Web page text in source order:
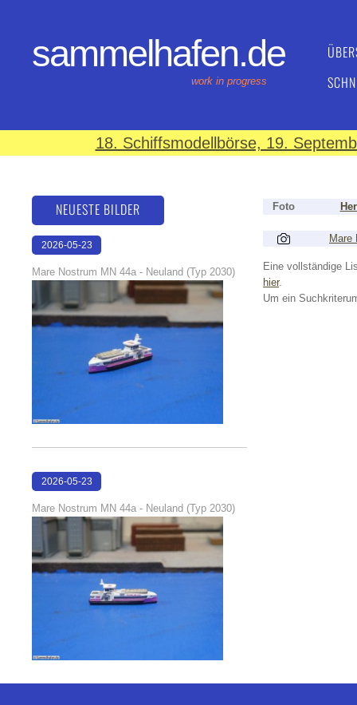
sammelhafen.de
work in progress
18. Schiffsmodellbörse, 19.
Foto
Mare
Eine vollständige
hier.
Um ein
NEUESTE BILDER
2026-05-23
Mare Nostrum MN 44a - Neuland (Typ 2030)
2026-05-23
Mare Nostrum MN 44a - Neuland (Typ 2030)